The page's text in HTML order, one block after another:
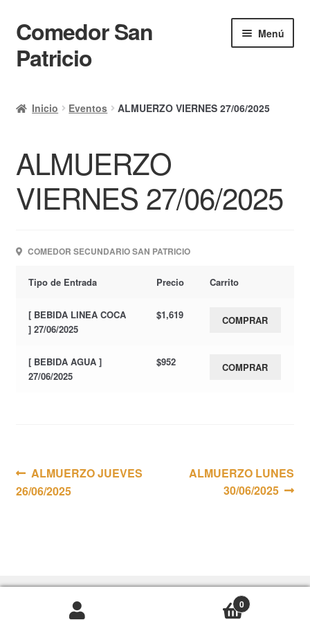
Ir
a
la
Ir
al
contenido
Comedor San
Patricio
Menú
Calendario
Mi cuenta
Ayuda Rapida
Finalizar compra
Inicio Eventos ALMUERZO VIERNES 27/06/2025
ALMUERZO
VIERNES 27/06/2025
COMEDOR SECUNDARIO SAN PATRICIO
Tipo de Entrada Precio Carrito
[ BEBIDA LINEA COCA
] 27/06/2025
$1,619 COMPRAR
[ BEBIDA AGUA ]
27/06/2025
$952 COMPRAR
Navegación
de
Anterior:
ALMUERZO JUEVES
26/06/2025
Siguiente:
ALMUERZO LUNES
30/06/2025
0